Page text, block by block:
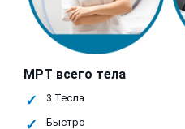
МРТ всего тела
3 Тесла
Быстро